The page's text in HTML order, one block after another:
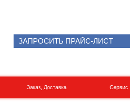
ЗАПРОСИТЬ ПРАЙС-ЛИСТ
Заказ, Доставка Сервис